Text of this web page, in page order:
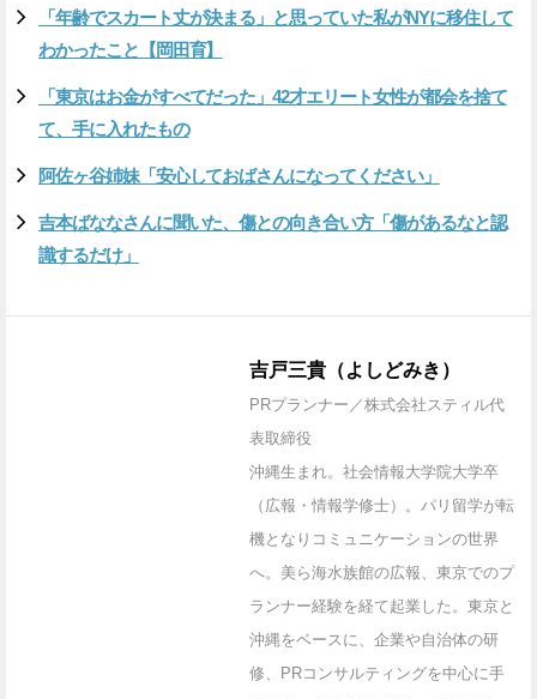
「年齢でスカート丈が決まる」と思っていた私がNYに移住して
わかったこと【岡田育】
「東京はお金がすべてだった」42才エリート女性が都会を捨て
て、手に入れたもの
阿佐ヶ谷姉妹「安心しておばさんになってください」
吉本ばななさんに聞いた、傷との向き合い方「傷があるなと認
識するだけ」
吉戸三貴（よしどみき）
PRプランナー／株式会社スティル代
表取締役
沖縄生まれ。社会情報大学院大学卒
（広報・情報学修士）。パリ留学が転
機となりコミュニケーションの世界
へ。美ら海水族館の広報、東京でのプ
ランナー経験を経て起業した。東京と
沖縄をベースに、企業や自治体の研
修、PRコンサルティングを中心に手